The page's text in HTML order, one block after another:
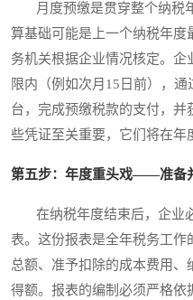
月度预缴是贯穿整个纳税
算基础可能是上一个纳税年
务机关根据企业情况核定。企
限内（例如次月15日前），
台，完成预缴税款的支付，
些凭证至关重要，它们将在年
第五步：年度重头戏——准备
在纳税年度结束后，企业
表。这份报表是全年税务工作
总额、准予扣除的成本费用
得额。报表的编制必须严格依